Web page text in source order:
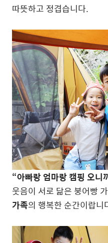
따뜻하고 정겹습니다.
“아빠랑 엄마랑 캠핑 오니
웃음이 서로 닮은 붕어빵
가족의 행복한 순간이랍니